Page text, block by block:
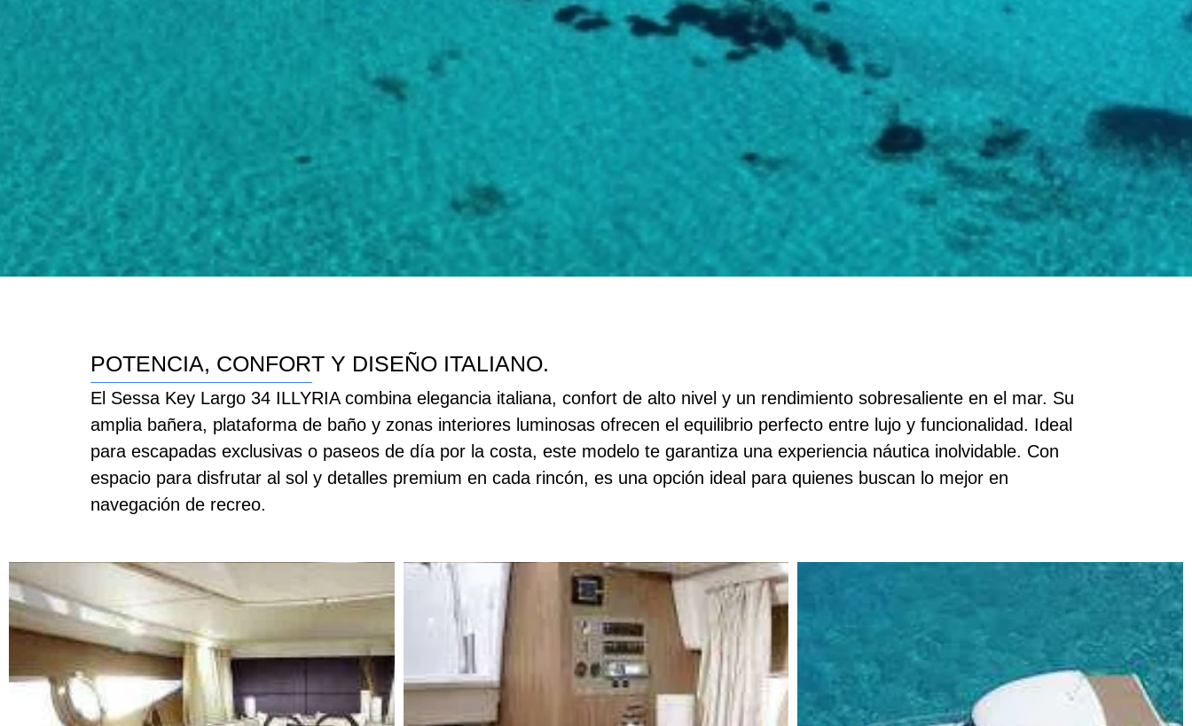
POTENCIA, CONFORT Y DISEÑO ITALIANO.
El Sessa Key Largo 34 ILLYRIA combina elegancia italiana, confort de alto nivel y un rendimiento sobresaliente en el mar. Su
amplia bañera, plataforma de baño y zonas interiores luminosas ofrecen el equilibrio perfecto entre lujo y funcionalidad. Ideal
para escapadas exclusivas o paseos de día por la costa, este modelo te garantiza una experiencia náutica inolvidable. Con
espacio para disfrutar al sol y detalles premium en cada rincón, es una opción ideal para quienes buscan lo mejor en
navegación de recreo.